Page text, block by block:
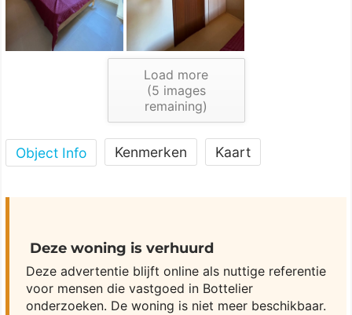
Load more
(5 images
remaining)
Object Info Kenmerken Kaart
Deze woning is verhuurd
Deze advertentie blijft online als nuttige referentie
voor mensen die vastgoed in Bottelier
onderzoeken. De woning is niet meer beschikbaar.